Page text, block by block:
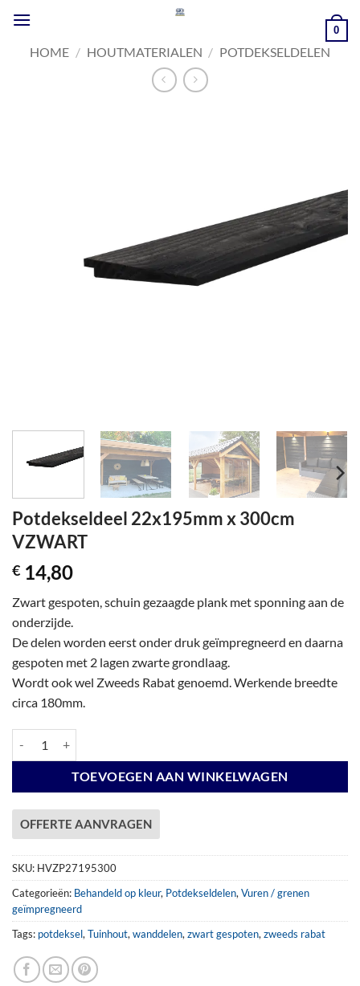
naar
inhoud
0
HOME / HOUTMATERIALEN / POTDEKSELDELEN
Potdekseldeel 22x195mm x 300cm
VZWART
€ 14,80
Zwart gespoten, schuin gezaagde plank met sponning aan de
onderzijde.
De delen worden eerst onder druk geïmpregneerd en daarna
gespoten met 2 lagen zwarte grondlaag.
Wordt ook wel Zweeds Rabat genoemd. Werkende breedte
circa 180mm.
TOEVOEGEN AAN WINKELWAGEN
OFFERTE AANVRAGEN
SKU: HVZP27195300
Categorieën: Behandeld op kleur, Potdekseldelen, Vuren / grenen
geïmpregneerd
Tags: potdeksel, Tuinhout, wanddelen, zwart gespoten, zweeds rabat